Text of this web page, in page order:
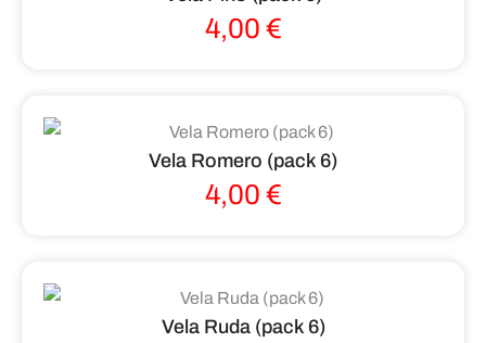
4,00 €
Vela Romero (pack 6)
4,00 €
Vela Ruda (pack 6)